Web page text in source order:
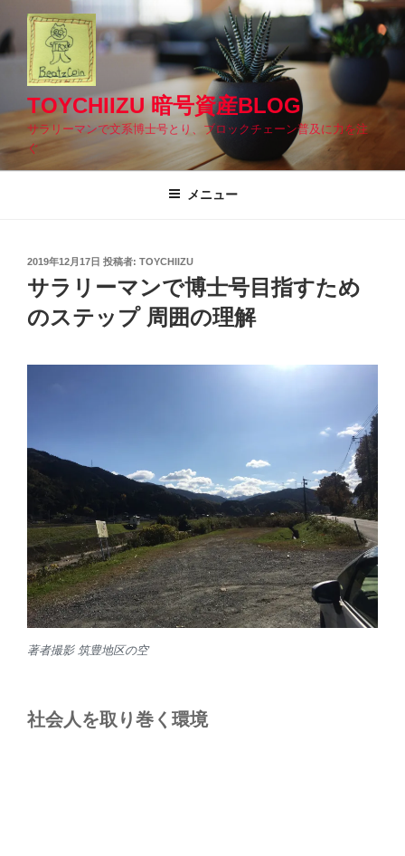
ン
テ
へ
TOYCHIIZU 暗号資産BLOG
サラリーマンで文系博士号とり、ブロックチェーン普及に力を注
ぐ
メニュー
投
稿
日:
2019年12月17日 投稿者: TOYCHIIZU
サラリーマンで博士号目指すため
のステップ 周囲の理解
著者撮影 筑豊地区の空
社会人を取り巻く環境